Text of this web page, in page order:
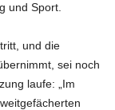
und Sport.
und die
sei noch
laufe: „Im